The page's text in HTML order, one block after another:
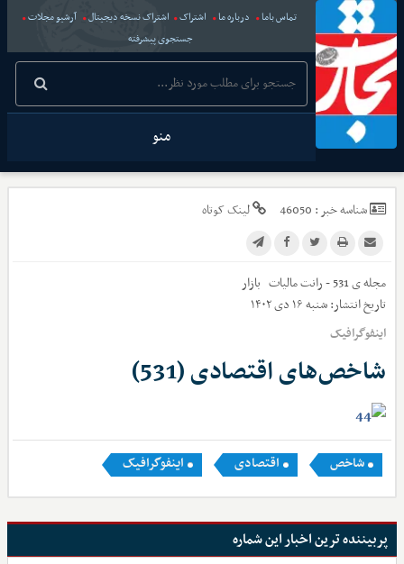
تماس باما درباره ما اشتراک اشتراک نسخه دیجیتال
آرشیو مجلات
جستجوی پیشرفته
منو
شناسه خبر : 46050 لینک کوتاه
مجله ی 531 - رانت مالیات
بازار
تاریخ انتشار:شنبه ۱۶ دی ۱۴۰۲
اینفوگرافیک
شاخص‌های اقتصادی (531)
شاخص اقتصادی اینفوگرافیک
پربیننده ترین اخبار این شماره